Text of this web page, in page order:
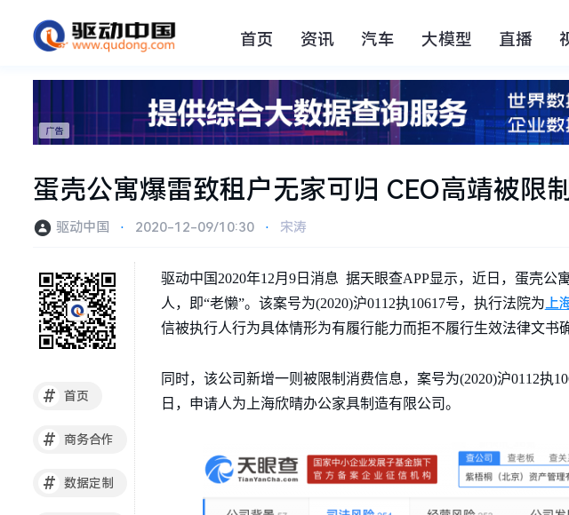
首页 资讯 汽车 大模型 直播
蛋壳公寓爆雷致租户无家可归 CEO高靖被限
驱动中国 ⋅ 2020-12-09/10:30 ⋅ 宋涛
# 首页
# 商务合作
# 数据定制
驱动中国2020年12月9日消息 据天眼查APP显示，近日，蛋壳公
人，即“老懒”。该案号为(2020)沪0112执10617号，执行法院为上
信被执行人行为具体情形为有履行能力而拒不履行生效法律文书
同时，该公司新增一则被限制消费信息，案号为(2020)沪0112执
日，申请人为上海欣晴办公家具制造有限公司。